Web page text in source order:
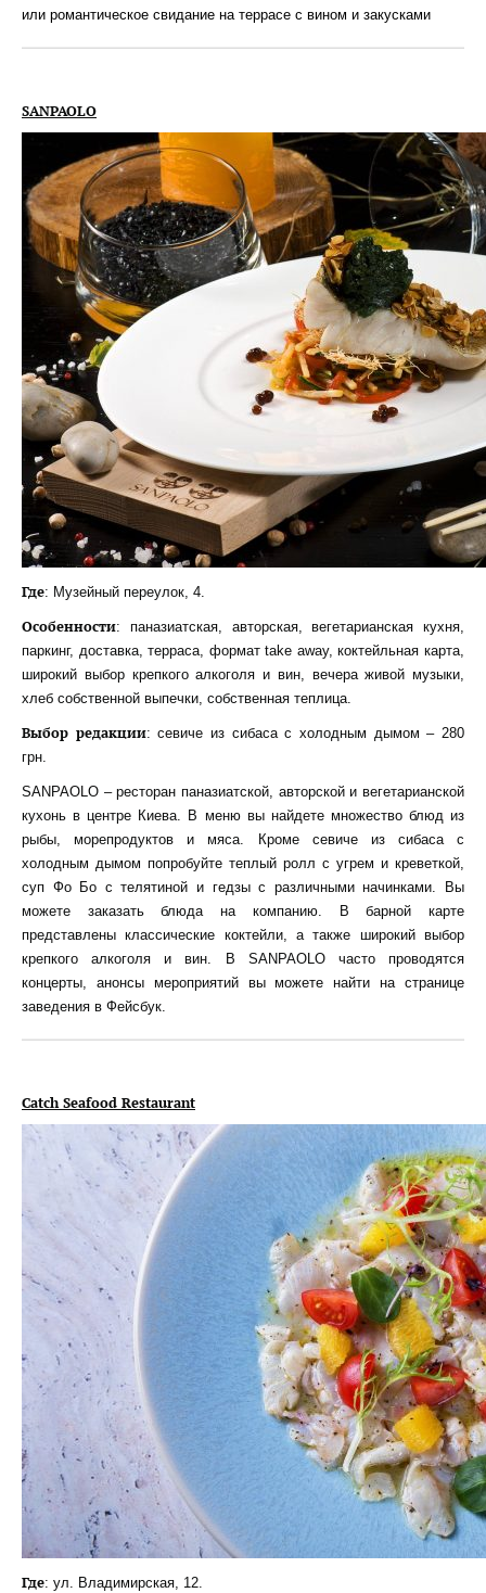
или романтическое свидание на террасе с вином и закусками
SANPAOLO
Где: Музейный переулок, 4.
Особенности: паназиатская, авторская, вегетарианская кухня,
паркинг, доставка, терраса, формат take away, коктейльная карта,
широкий выбор крепкого алкоголя и вин, вечера живой музыки,
хлеб собственной выпечки, собственная теплица.
Выбор редакции: севиче из сибаса с холодным дымом – 280
грн.
SANPAOLO – ресторан паназиатской, авторской и вегетарианской
кухонь в центре Киева. В меню вы найдете множество блюд из
рыбы, морепродуктов и мяса. Кроме севиче из сибаса с
холодным дымом попробуйте теплый ролл с угрем и креветкой,
суп Фо Бо с телятиной и гедзы с различными начинками. Вы
можете заказать блюда на компанию. В барной карте
представлены классические коктейли, а также широкий выбор
крепкого алкоголя и вин. В SANPAOLO часто проводятся
концерты, анонсы мероприятий вы можете найти на странице
заведения в Фейсбук.
Catch Seafood Restaurant
Где: ул. Владимирская, 12.